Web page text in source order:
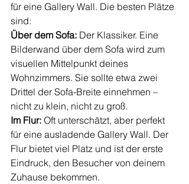
für eine Gallery Wall. Die besten Plätze
sind:
Über dem Sofa: Der Klassiker. Eine
Bilderwand über dem Sofa wird zum
visuellen Mittelpunkt deines
Wohnzimmers. Sie sollte etwa zwei
Drittel der Sofa-Breite einnehmen –
nicht zu klein, nicht zu groß.
Im Flur: Oft unterschätzt, aber perfekt
für eine ausladende Gallery Wall. Der
Flur bietet viel Platz und ist der erste
Eindruck, den Besucher von deinem
Zuhause bekommen.